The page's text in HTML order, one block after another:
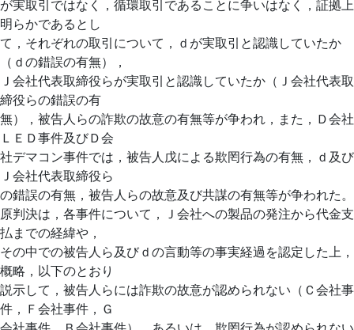
が実取引ではなく，循環取引であることに争いはなく，証拠上
明らかであるとし
て，それぞれの取引について，ｄが実取引と認識していたか
（ｄの錯誤の有無），
Ｊ会社代表取締役らが実取引と認識していたか（Ｊ会社代表取
締役らの錯誤の有
無），被告人らの詐欺の故意の有無等が争われ，また，Ｄ会社
ＬＥＤ事件及びＤ会
社デマコン事件では，被告人戊による欺罔行為の有無，ｄ及び
Ｊ会社代表取締役ら
の錯誤の有無，被告人らの故意及び共謀の有無等が争われた。
原判決は，各事件について，Ｊ会社への製品の発注から代金支
払までの経緯や，
その中での被告人ら及びｄの言動等の事実経過を認定した上，
概略，以下のとおり
説示して，被告人らには詐欺の故意が認められない（Ｃ会社事
件，Ｆ会社事件，Ｇ